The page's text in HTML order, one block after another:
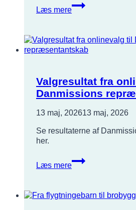
Læs mere
Indkaldelse
til
Valgresultat fra
Danmissions
13 maj, 202613 maj, 2026
Se resultaterne af
her.
Læs mere
Valgresultat
fra
Danmissions